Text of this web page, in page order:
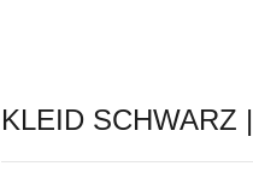
KLEID SCHWARZ